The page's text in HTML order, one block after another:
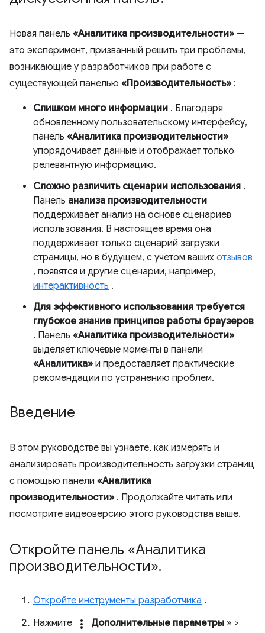
Новая панель «Аналитика производительности» —
это эксперимент, призванный решить три проблемы,
возникающие у разработчиков при работе с
существующей панелью «Производительность» :
Слишком много информации . Благодаря
обновленному пользовательскому интерфейсу,
панель «Аналитика производительности»
упорядочивает данные и отображает только
релевантную информацию.
Сложно различить сценарии использования .
Панель анализа производительности
поддерживает анализ на основе сценариев
использования. В настоящее время она
поддерживает только сценарий загрузки
страницы, но в будущем, с учетом ваших отзывов
, появятся и другие сценарии, например,
интерактивность .
Для эффективного использования требуется
глубокое знание принципов работы браузеров
. Панель «Аналитика производительности»
выделяет ключевые моменты в панели
«Аналитика» и предоставляет практические
рекомендации по устранению проблем.
Введение
В этом руководстве вы узнаете, как измерять и
анализировать производительность загрузки страниц
с помощью панели «Аналитика
производительности» . Продолжайте читать или
посмотрите видеоверсию этого руководства выше.
Откройте панель «Аналитика
производительности».
Откройте инструменты разработчика .
Нажмите
more_vert Дополнительные параметры » >